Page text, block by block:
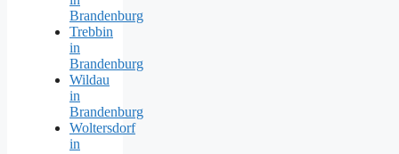
Brandenburg
Trebbin
in
Brandenburg
Wildau
in
Brandenburg
Woltersdorf
in